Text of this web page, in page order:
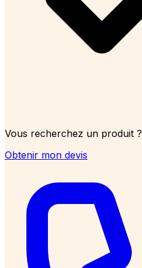
Vous recherchez un produit ?
Obtenir mon devis